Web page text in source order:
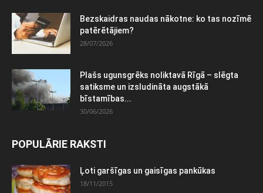
Bezskaidras naudas nākotne: ko tas nozīmē
patērētājiem?
28/07/2026
Plašs ugunsgrēks noliktavā Rīgā – slēgta
satiksme un izsludināta augstākā
bīstamības...
30/06/2026
POPULĀRIE RAKSTI
Ļoti garšīgas un gaisīgas pankūkas
18/11/2015